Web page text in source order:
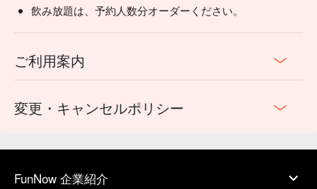
飲み放題は、予約人数分オーダーください。
ご利用案内
変更・キャンセルポリシー
FunNow 企業紹介